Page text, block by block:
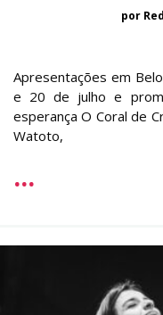
por
Apresentações em
e 20 de julho e
esperança O Coral de
Watoto,